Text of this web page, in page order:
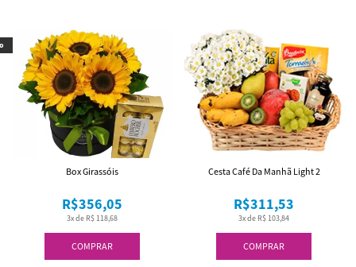
COMPRAR
3x de R$ 118,68
R$356,05
Box Girassóis
COMPRAR
3x de R$ 103,84
R$311,53
Cesta Café Da Manhã Light 2